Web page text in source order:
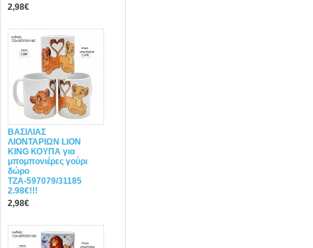
2,98€
ΒΑΣΙΛΙΑΣ
ΛΙΟΝΤΑΡΙΩΝ LION
KING ΚΟΥΠΑ για
μπομπονιέρες γούρι
δώρο
ΤΖΑ-597079/31185
2.98€!!!
2,98€